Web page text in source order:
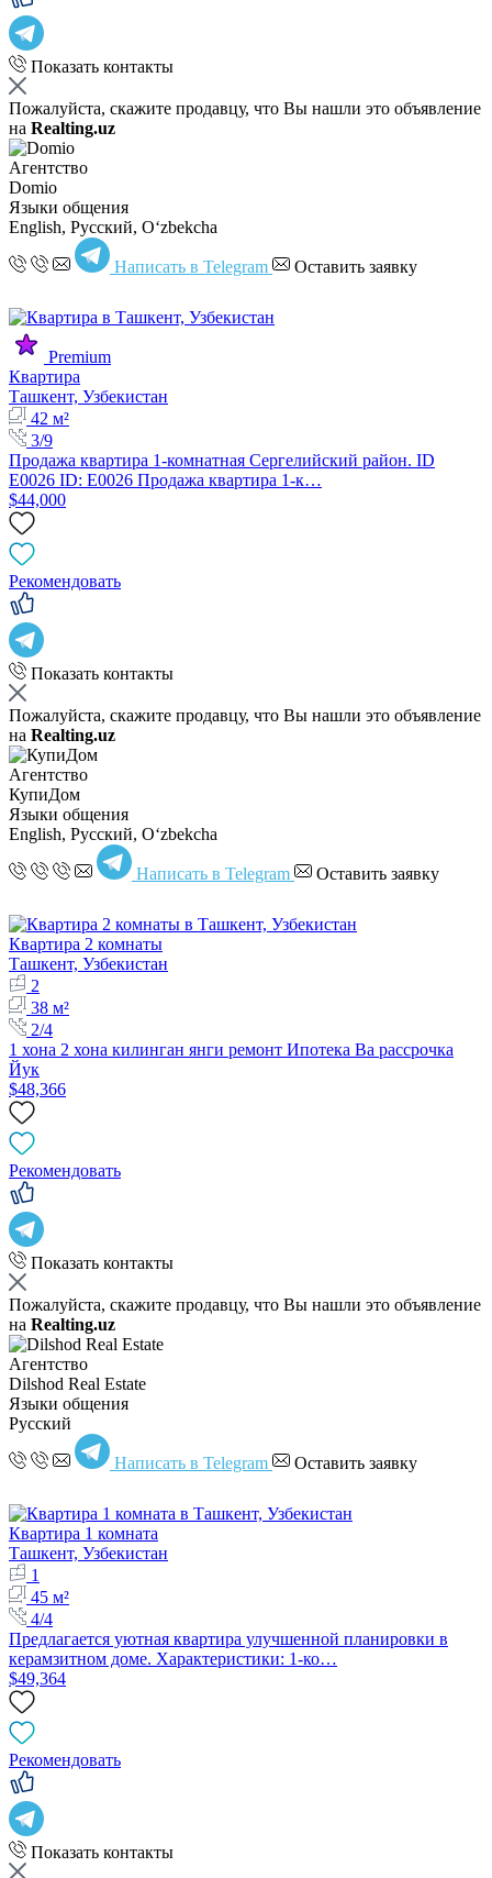
Показать контакты
Пожалуйста, скажите продавцу, что Вы нашли это объявление
на Realting.uz
Агентство
Domio
Языки общения
English, Русский, Oʻzbekcha
Написать в Telegram Оставить заявку
Premium
Квартира
Ташкент, Узбекистан
42 м²
3/9
Продажа квартира 1-комнатная Сергелийский район. ID
E0026 ID: E0026 Продажа квартира 1-к…
$44,000
Рекомендовать
Показать контакты
Пожалуйста, скажите продавцу, что Вы нашли это объявление
на Realting.uz
Агентство
КупиДом
Языки общения
English, Русский, Oʻzbekcha
Написать в Telegram Оставить заявку
Квартира 2 комнаты
Ташкент, Узбекистан
2
38 м²
2/4
1 хона 2 хона килинган янги ремонт Ипотека Ва рассрочка
Йук
$48,366
Рекомендовать
Показать контакты
Пожалуйста, скажите продавцу, что Вы нашли это объявление
на Realting.uz
Агентство
Dilshod Real Estate
Языки общения
Русский
Написать в Telegram Оставить заявку
Квартира 1 комната
Ташкент, Узбекистан
1
45 м²
4/4
Предлагается уютная квартира улучшенной планировки в
керамзитном доме. Характеристики: 1-ко…
$49,364
Рекомендовать
Показать контакты